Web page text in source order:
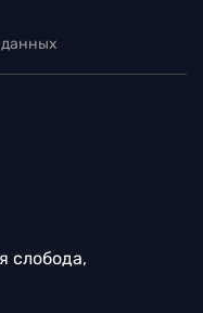
слобода,